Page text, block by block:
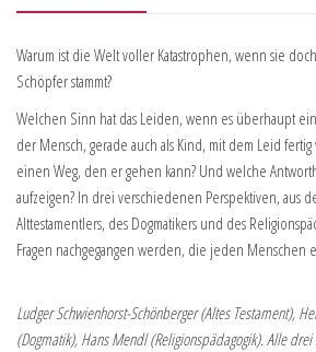
Warum ist die Welt voller Katastrophen, wenn sie
Schöpfer stammt?
Welchen Sinn hat das Leiden, wenn es überhaupt
der Mensch, gerade auch als Kind, mit dem Leid
einen Weg, den er gehen kann? Und welche
aufzeigen? In drei verschiedenen Perspektiven, aus
Alttestamentlers, des Dogmatikers und des
Fragen nachgegangen werden, die jeden Menschen
Ludger Schwienhorst-Schönberger (Altes Testament),
(Dogmatik), Hans Mendl (Religionspädagogik). Alle